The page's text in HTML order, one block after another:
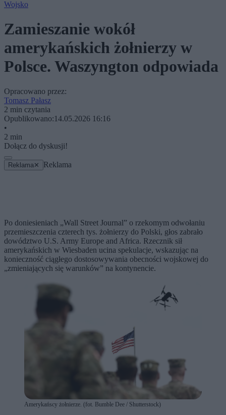
Wojsko
Zamieszanie wokół
amerykańskich żołnierzy w
Polsce. Waszyngton odpowiada
Opracowano przez:
Tomasz Pałasz
2 min czytania
Opublikowano:14.05.2026 16:16
•
2 min
Dołącz do dyskusji!
Reklama ✕ Reklama
Po doniesieniach „Wall Street Journal” o rzekomym odwołaniu
przemieszczenia czterech tys. żołnierzy do Polski, głos zabrało
dowództwo U.S. Army Europe and Africa. Rzecznik sił
amerykańskich w Wiesbaden ucina spekulacje, wskazując na
konieczność ciągłego dostosowywania obecności wojskowej do
„zmieniających się warunków” na kontynencie.
Amerykańscy żołnierze. (fot. Bumble Dee / Shutterstock)